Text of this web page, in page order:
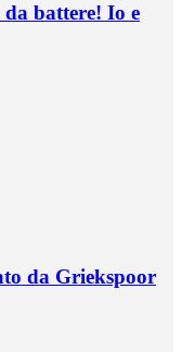
battere! Io e
da Griekspoor